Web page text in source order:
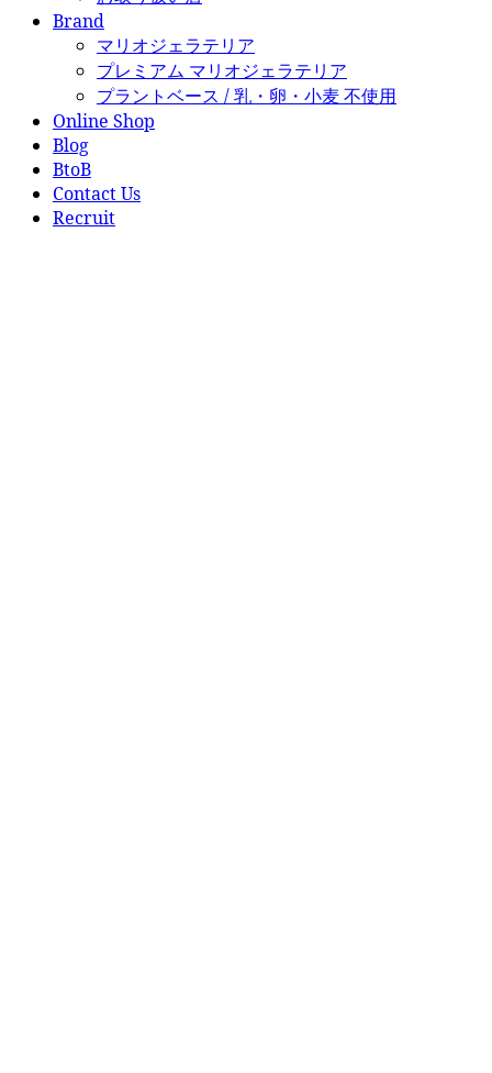
Brand
マリオジェラテリア
プレミアム マリオジェラテリア
プラントベース / 乳・卵・小麦 不使用
Online Shop
Blog
BtoB
Contact Us
Recruit